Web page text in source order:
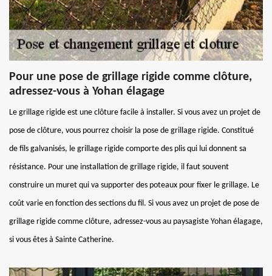
Pour une pose de grillage rigide comme clôture,
adressez-vous à Yohan élagage
Le grillage rigide est une clôture facile à installer. Si vous avez un projet de
pose de clôture, vous pourrez choisir la pose de grillage rigide. Constitué
de fils galvanisés, le grillage rigide comporte des plis qui lui donnent sa
résistance. Pour une installation de grillage rigide, il faut souvent
construire un muret qui va supporter des poteaux pour fixer le grillage. Le
coût varie en fonction des sections du fil. Si vous avez un projet de pose de
grillage rigide comme clôture, adressez-vous au paysagiste Yohan élagage,
si vous êtes à Sainte Catherine.